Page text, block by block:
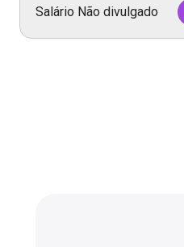
Salário Não divulgado